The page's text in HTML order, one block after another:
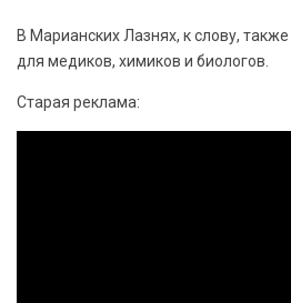
В Марианских Лазнях, к слову, также
для медиков, химиков и биологов.
Старая реклама: